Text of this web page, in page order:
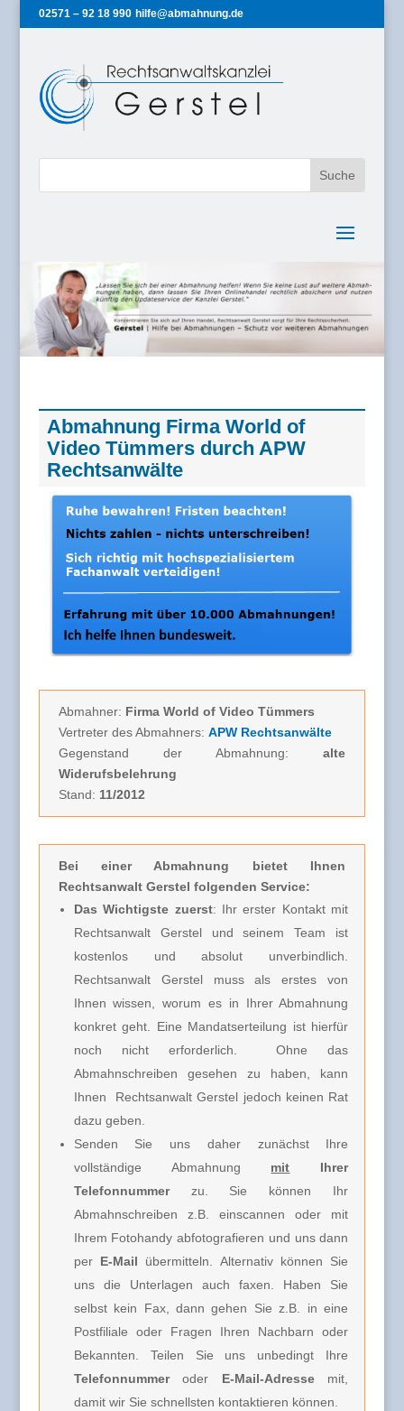
02571 – 92 18 990 hilfe@abmahnung.de
Abmahnung Firma World of
Video Tümmers durch APW
Rechtsanwälte
Abmahner: Firma World of Video Tümmers
Vertreter des Abmahners: APW Rechtsanwälte
Gegenstand der Abmahnung:alte
Widerufsbelehrung
Stand: 11/2012
Bei einer Abmahnung bietet Ihnen
Rechtsanwalt Gerstel folgenden Service:
Das Wichtigste zuerst: Ihr erster Kontakt mit
Rechtsanwalt Gerstel und seinem Team ist
kostenlos und absolut unverbindlich.
Rechtsanwalt Gerstel mussals erstes von
Ihnen wissen, worum es in Ihrer Abmahnung
konkret geht. Eine Mandatserteilung ist hierfür
noch nicht erforderlich.
Ohne das
Abmahnschreiben gesehen zu haben, kann
Ihnen Rechtsanwalt Gerstel jedoch keinen Rat
dazu geben.
Senden Sie uns daher zunächst Ihre
vollständige Abmahnung mit Ihrer
Telefonnummerzu. Sie können Ihr
Abmahnschreiben z.B. einscannen oder mit
Ihrem Fotohandy abfotografieren und uns dann
per E-Mail übermitteln. Alternativ können Sie
uns die Unterlagen auch faxen. Haben Sie
selbst kein Fax, dann gehen Sie z.B. in eine
Postfiliale oder Fragen Ihren Nachbarn oder
Bekannten. Teilen Sie uns unbedingt Ihre
Telefonnummeroder E-Mail-Adressemit,
damit wir Sie schnellsten kontaktieren können.